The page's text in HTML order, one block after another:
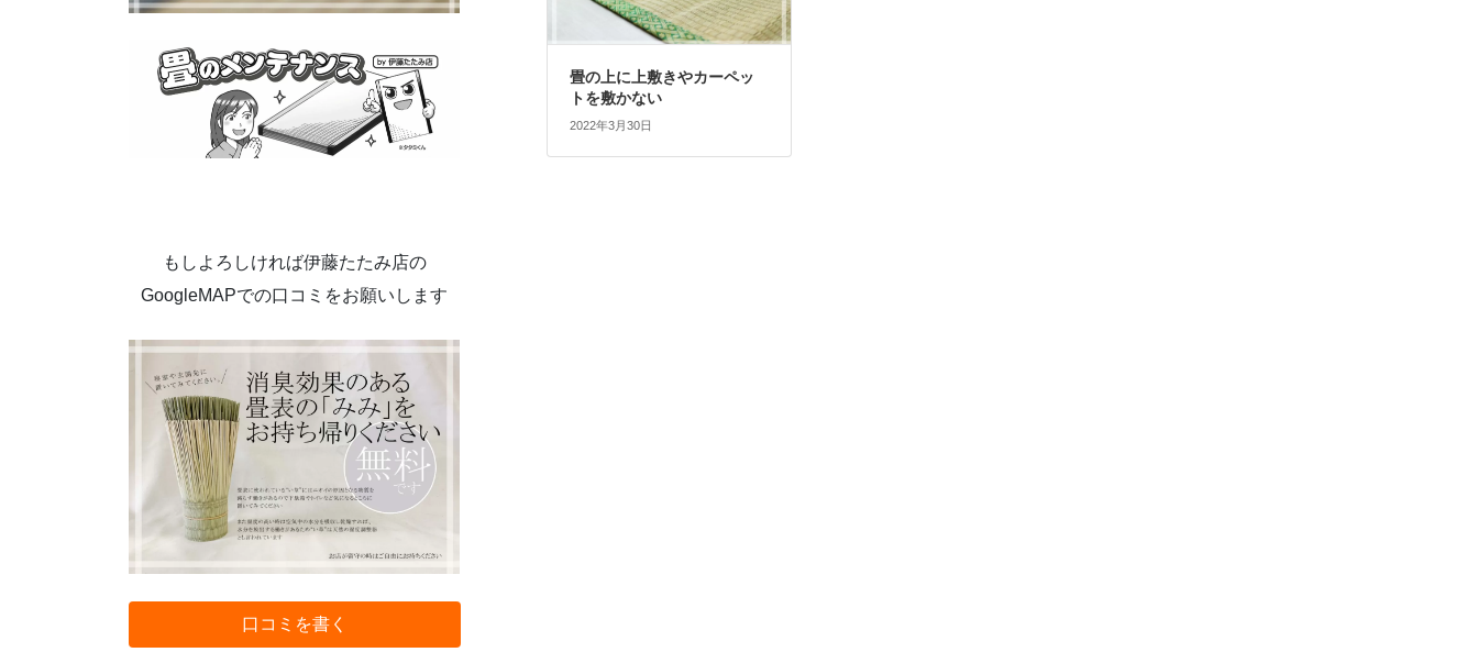
畳の上に上敷きやカーペッ
トを敷かない
2022年3月30日
もしよろしければ伊藤たたみ店の
GoogleMAPでの口コミをお願いします
口コミを書く